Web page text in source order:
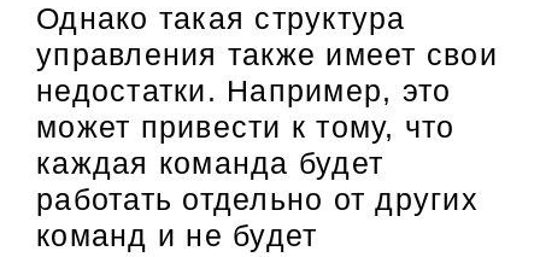
Однако такая структура
управления также имеет свои
недостатки. Например, это
может привести к тому, что
каждая команда будет
работать отдельно от других
команд и не будет